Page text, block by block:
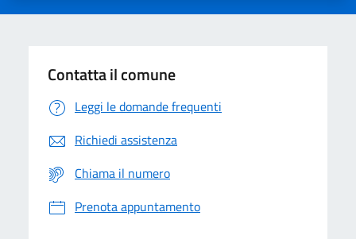
Contatta il comune
Leggi le domande frequenti
Richiedi assistenza
Chiama il numero
Prenota appuntamento